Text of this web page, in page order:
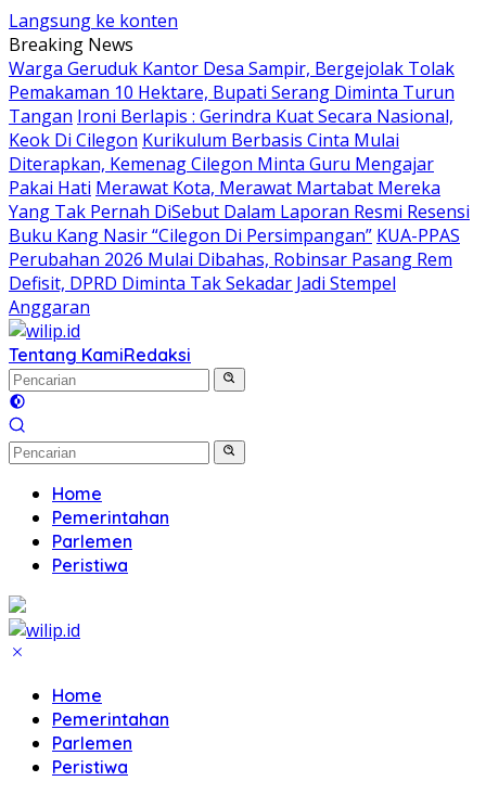
Langsung ke konten
Breaking News
Warga Geruduk Kantor Desa Sampir, Bergejolak Tolak
Pemakaman 10 Hektare, Bupati Serang Diminta Turun
Tangan Ironi Berlapis : Gerindra Kuat Secara Nasional,
Keok Di Cilegon Kurikulum Berbasis Cinta Mulai
Diterapkan, Kemenag Cilegon Minta Guru Mengajar
Pakai Hati Merawat Kota, Merawat Martabat Mereka
Yang Tak Pernah DiSebut Dalam Laporan Resmi Resensi
Buku Kang Nasir “Cilegon Di Persimpangan” KUA-PPAS
Perubahan 2026 Mulai Dibahas, Robinsar Pasang Rem
Defisit, DPRD Diminta Tak Sekadar Jadi Stempel
Anggaran
Tentang KamiRedaksi
Home
Pemerintahan
Parlemen
Peristiwa
Home
Pemerintahan
Parlemen
Peristiwa